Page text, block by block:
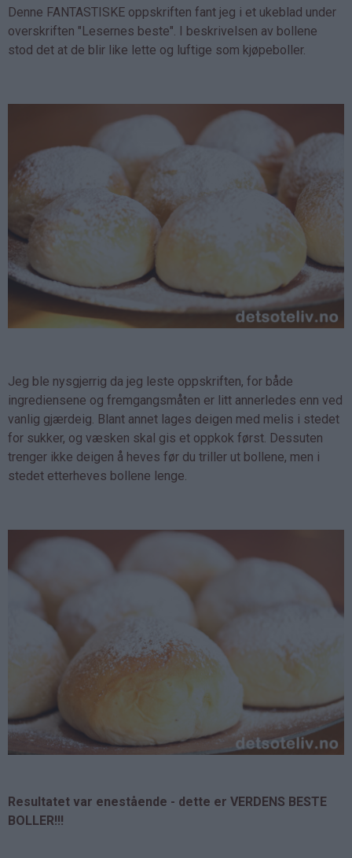
Denne FANTASTISKE oppskriften fant jeg i et ukeblad under
overskriften "Lesernes beste". I beskrivelsen av bollene
stod det at de blir like lette og luftige som kjøpeboller.
Jeg ble nysgjerrig da jeg leste oppskriften, for både
ingrediensene og fremgangsmåten er litt annerledes enn ved
vanlig gjærdeig. Blant annet lages deigen med melis i stedet
for sukker, og væsken skal gis et oppkok først. Dessuten
trenger ikke deigen å heves før du triller ut bollene, men i
stedet etterheves bollene lenge.
Resultatet var enestående - dette er VERDENS BESTE
BOLLER!!!